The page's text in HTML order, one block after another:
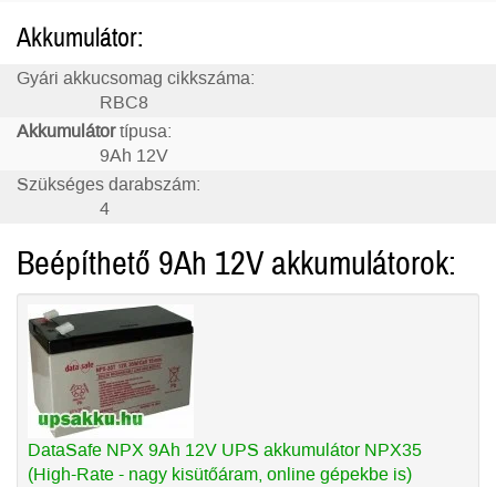
Akkumulátor:
Gyári akkucsomag cikkszáma:
RBC8
Akkumulátortípusa:
9Ah 12V
Szükséges darabszám:
4
Beépíthető 9Ah 12V akkumulátorok:
DataSafe NPX 9Ah 12V UPS akkumulátor NPX35
(High-Rate - nagy kisütőáram, online gépekbe is)